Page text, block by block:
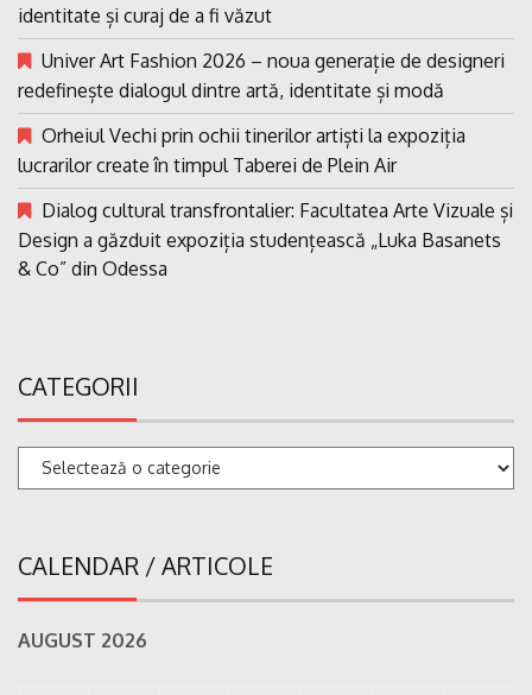
identitate și curaj de a fi văzut
Univer Art Fashion 2026 – noua generație de designeri
redefinește dialogul dintre artă, identitate și modă
Orheiul Vechi prin ochii tinerilor artiști la expoziția
lucrarilor create în timpul Taberei de Plein Air
Dialog cultural transfrontalier: Facultatea Arte Vizuale și
Design a găzduit expoziția studențească „Luka Basanets
& Co” din Odessa
CATEGORII
Categorii
CALENDAR / ARTICOLE
AUGUST 2026